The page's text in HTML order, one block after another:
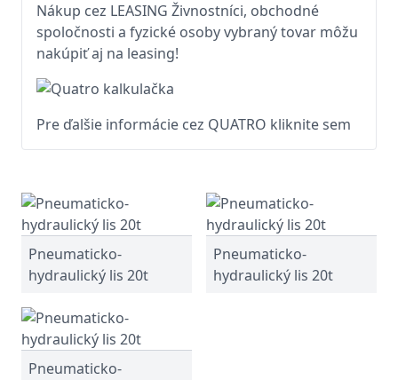
Nákup cez LEASING Živnostníci, obchodné
spoločnosti a fyzické osoby vybraný tovar môžu
nakúpiť aj na leasing!
Pre ďalšie informácie cez QUATRO kliknite sem
Pneumaticko-
hydraulický lis 20t
Pneumaticko-
hydraulický lis 20t
Pneumaticko-